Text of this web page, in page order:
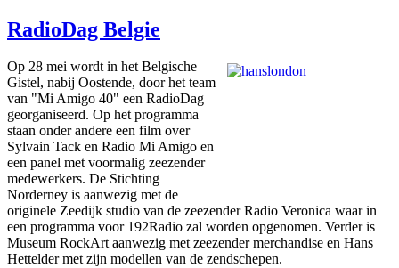
RadioDag Belgie
Op 28 mei wordt in het Belgische
Gistel, nabij Oostende, door het team
van "Mi Amigo 40" een RadioDag
georganiseerd. Op het programma
staan onder andere een film over
Sylvain Tack en Radio Mi Amigo en
een panel met voormalig zeezender
medewerkers. De Stichting
Norderney is aanwezig met de
originele Zeedijk studio van de zeezender Radio Veronica waar in
een programma voor 192Radio zal worden opgenomen. Verder is
Museum RockArt aanwezig met zeezender merchandise en Hans
Hettelder met zijn modellen van de zendschepen.